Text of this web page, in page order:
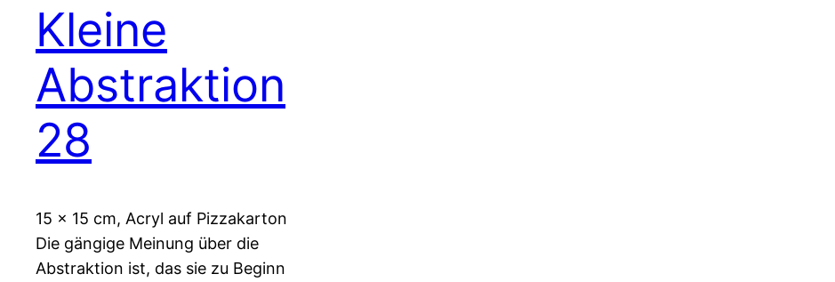
Kleine
Abstraktion
28
15 x 15 cm, Acryl auf Pizzakarton
Die gängige Meinung über die
Abstraktion ist, das sie zu Beginn